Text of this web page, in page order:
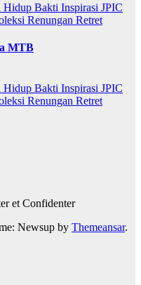
Hidup Bakti Inspirasi JPIC
Renungan Retret
MTB
Hidup Bakti Inspirasi JPIC
Renungan Retret
et Confidenter
Newsup by Themeansar.